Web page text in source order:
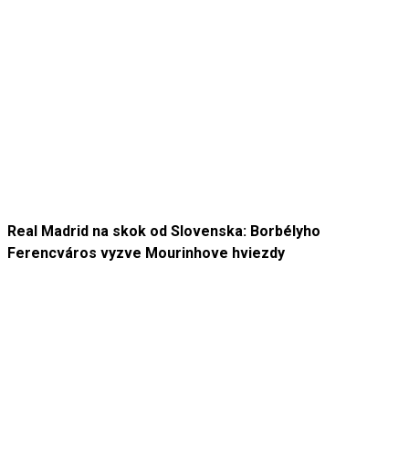
Real Madrid na skok od Slovenska: Borbélyho
Ferencváros vyzve Mourinhove hviezdy